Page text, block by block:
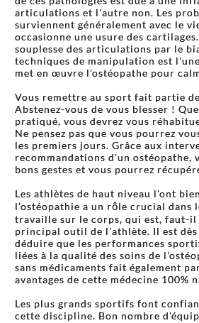
articulations et l'autre non. Les
surviennent généralement avec le
occasionne une usure des
souplesse des articulations par le
techniques de manipulation est
met en œuvre l'ostéopathe pour
Vous remettre au sport fait partie
Abstenez-vous de vous blesser !
pratiqué, vous devrez vous
Ne pensez pas que vous pourrez
les premiers jours. Grâce aux
recommandations d'un ostéopathe,
bons gestes et vous pourrez
Les athlètes de haut niveau l'ont
l’ostéopathie a un rôle crucial dans
travaille sur le corps, qui est, faut-il
principal outil de l'athlète. Il est dès
déduire que les performances
liées à la qualité des soins de
sans médicaments fait également
avantages de cette médecine 100%
Les plus grands sportifs font
cette discipline. Bon nombre